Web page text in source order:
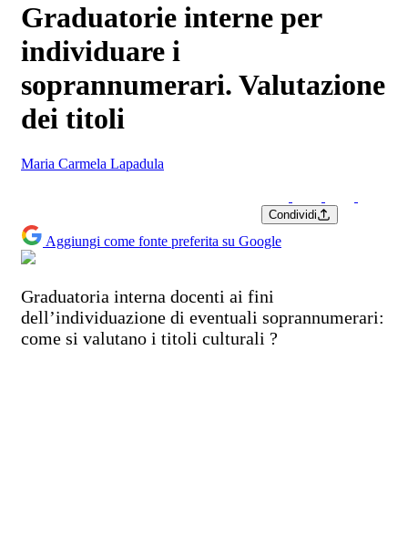
Graduatorie interne per
individuare i
soprannumerari. Valutazione
dei titoli
Maria Carmela Lapadula
Condividi
Aggiungi come fonte preferita su Google
Graduatoria interna docenti ai fini
dell’individuazione di eventuali soprannumerari:
come si valutano i titoli culturali ?